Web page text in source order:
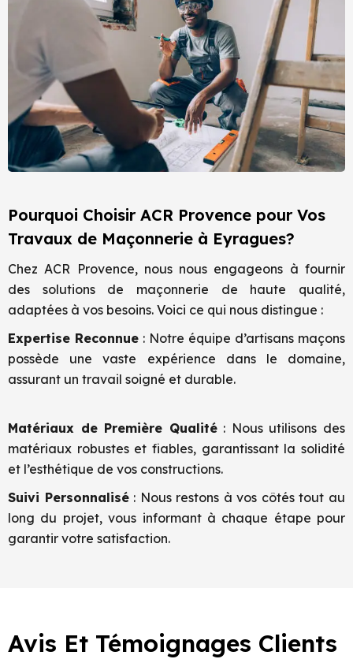
Pourquoi Choisir ACR Provence pour Vos
Travaux de Maçonnerie à Eyragues?
Chez ACR Provence, nous nous engageons à fournir
des solutions de maçonnerie de haute qualité,
adaptées à vos besoins. Voici ce qui nous distingue :
Expertise Reconnue : Notre équipe d’artisans maçons
possède une vaste expérience dans le domaine,
assurant un travail soigné et durable.
Matériaux de Première Qualité: Nous utilisons des
matériaux robustes et fiables, garantissant la solidité
et l’esthétique de vos constructions.
Suivi Personnalisé: Nous restons à vos côtés tout au
long du projet, vous informant à chaque étape pour
garantir votre satisfaction.
Avis Et Témoignages Clients